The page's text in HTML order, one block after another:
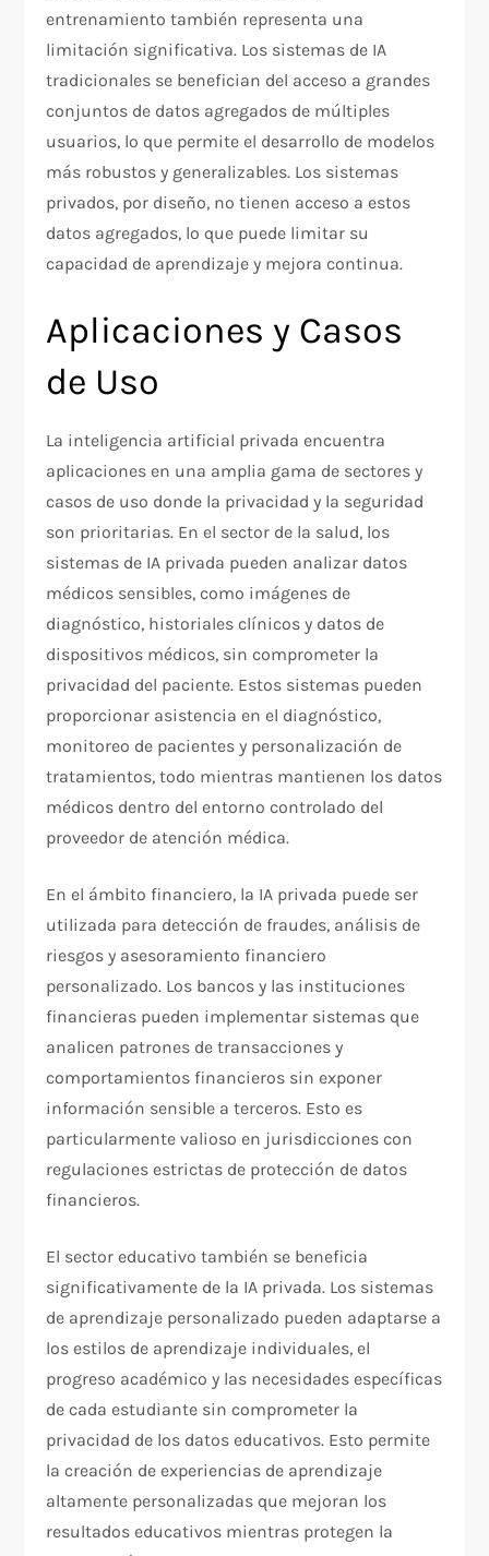
entrenamiento también representa una
limitación significativa. Los sistemas de IA
tradicionales se benefician del acceso a grandes
conjuntos de datos agregados de múltiples
usuarios, lo que permite el desarrollo de modelos
más robustos y generalizables. Los sistemas
privados, por diseño, no tienen acceso a estos
datos agregados, lo que puede limitar su
capacidad de aprendizaje y mejora continua.
Aplicaciones y Casos
de Uso
La inteligencia artificial privada encuentra
aplicaciones en una amplia gama de sectores y
casos de uso donde la privacidad y la seguridad
son prioritarias. En el sector de la salud, los
sistemas de IA privada pueden analizar datos
médicos sensibles, como imágenes de
diagnóstico, historiales clínicos y datos de
dispositivos médicos, sin comprometer la
privacidad del paciente. Estos sistemas pueden
proporcionar asistencia en el diagnóstico,
monitoreo de pacientes y personalización de
tratamientos, todo mientras mantienen los datos
médicos dentro del entorno controlado del
proveedor de atención médica.
En el ámbito financiero, la IA privada puede ser
utilizada para detección de fraudes, análisis de
riesgos y asesoramiento financiero
personalizado. Los bancos y las instituciones
financieras pueden implementar sistemas que
analicen patrones de transacciones y
comportamientos financieros sin exponer
información sensible a terceros. Esto es
particularmente valioso en jurisdicciones con
regulaciones estrictas de protección de datos
financieros.
El sector educativo también se beneficia
significativamente de la IA privada. Los sistemas
de aprendizaje personalizado pueden adaptarse a
los estilos de aprendizaje individuales, el
progreso académico y las necesidades específicas
de cada estudiante sin comprometer la
privacidad de los datos educativos. Esto permite
la creación de experiencias de aprendizaje
altamente personalizadas que mejoran los
resultados educativos mientras protegen la